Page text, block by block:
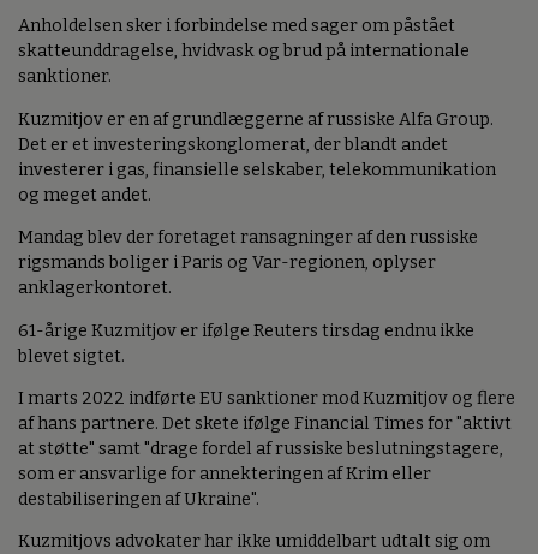
Anholdelsen sker i forbindelse med sager om påstået
skatteunddragelse, hvidvask og brud på internationale
sanktioner.
Kuzmitjov er en af grundlæggerne af russiske Alfa Group.
Det er et investeringskonglomerat, der blandt andet
investerer i gas, finansielle selskaber, telekommunikation
og meget andet.
Mandag blev der foretaget ransagninger af den russiske
rigsmands boliger i Paris og Var-regionen, oplyser
anklagerkontoret.
61-årige Kuzmitjov er ifølge Reuters tirsdag endnu ikke
blevet sigtet.
I marts 2022 indførte EU sanktioner mod Kuzmitjov og flere
af hans partnere. Det skete ifølge Financial Times for "aktivt
at støtte" samt "drage fordel af russiske beslutningstagere,
som er ansvarlige for annekteringen af Krim eller
destabiliseringen af Ukraine".
Kuzmitjovs advokater har ikke umiddelbart udtalt sig om